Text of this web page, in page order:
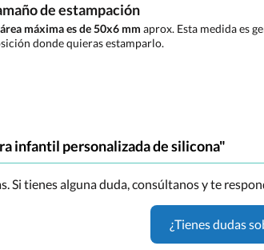
de estampación
máxima es de 50x6 mm aprox. Esta medida es
donde quieras estamparlo.
infantil personalizada de silicona"
Si tienes alguna duda, consúltanos y te
¿Tienes dudas